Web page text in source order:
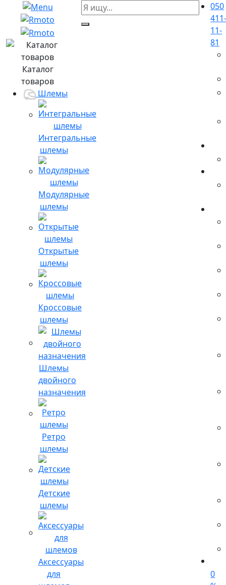
Каталог
товаров
Шлемы
Интегральные
шлемы
Модулярные
шлемы
Открытые
шлемы
Кроссовые
шлемы
Шлемы
двойного
назначения
Ретро
шлемы
Детские
шлемы
Аксессуары
для
050
11-
81
0